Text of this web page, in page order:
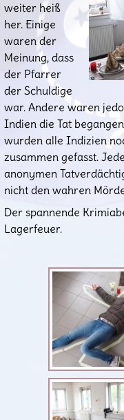
weiter heiß
her. Einige
waren der
Meinung, dass
der Pfarrer
der Schuldige
war. Andere waren
Indien die Tat
wurden alle Indizien
zusammen gefasst.
anonymen
nicht den wahren
Der spannende
Lagerfeuer.